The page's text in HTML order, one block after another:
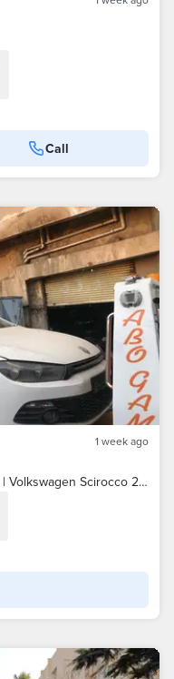
Call
1 week ago
فولكسفاغن سيركو 2013 وارد الكويت | Volkswagen Scirocco 2013